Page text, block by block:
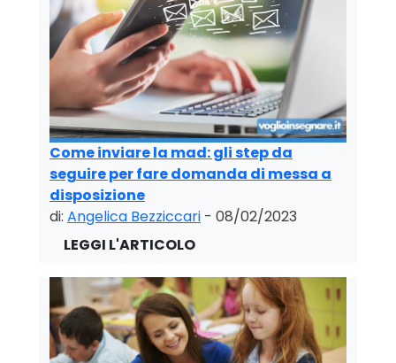
Come inviare la mad: gli step da
seguire per fare domanda di messa a
disposizione
di: Angelica Bezziccari - 08/02/2023